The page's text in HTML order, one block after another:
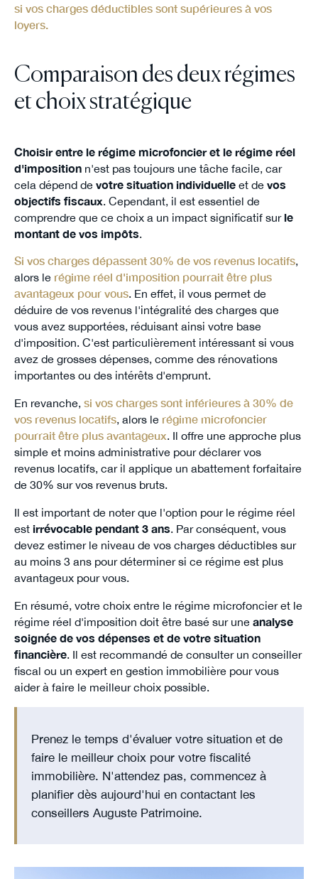
si vos charges déductibles sont supérieures à vos
loyers.
Comparaison des deux régimes
et choix stratégique
Choisir entre le régime microfoncier et le régime réel
d'impositionn'est pas toujours une tâche facile, car
cela dépend de votre situation individuelleet de vos
objectifs fiscaux. Cependant, il est essentiel de
comprendre que ce choix a un impact significatif sur le
montant de vos impôts.
Si vos charges dépassent 30% de vos revenus locatifs,
alors le régime réel d'imposition pourrait être plus
avantageux pour vous. En effet, il vous permet de
déduire de vos revenus l'intégralité des charges que
vous avez supportées, réduisant ainsi votre base
d'imposition. C'est particulièrement intéressant si vous
avez de grosses dépenses, comme des rénovations
importantes ou des intérêts d'emprunt.
En revanche, si vos charges sont inférieures à 30% de
vos revenus locatifs, alors le régime microfoncier
pourrait être plus avantageux. Il offre une approche plus
simple et moins administrative pour déclarer vos
revenus locatifs, car il applique un abattement forfaitaire
de 30% sur vos revenus bruts.
Il est important de noter que l'option pour le régime réel
est irrévocable pendant 3 ans. Par conséquent, vous
devez estimer le niveau de vos charges déductibles sur
au moins 3 ans pour déterminer si ce régime est plus
avantageux pour vous.
En résumé, votre choix entre le régime microfoncier et le
régime réel d'imposition doit être basé sur une analyse
soignée de vos dépenses et de votre situation
financière. Il est recommandé de consulter un conseiller
fiscal ou un expert en gestion immobilière pour vous
aider à faire le meilleur choix possible.
Prenez le temps d'évaluer votre situation et de
faire le meilleur choix pour votre fiscalité
immobilière. N'attendez pas, commencez à
planifier dès aujourd'hui en contactant les
conseillers Auguste Patrimoine.